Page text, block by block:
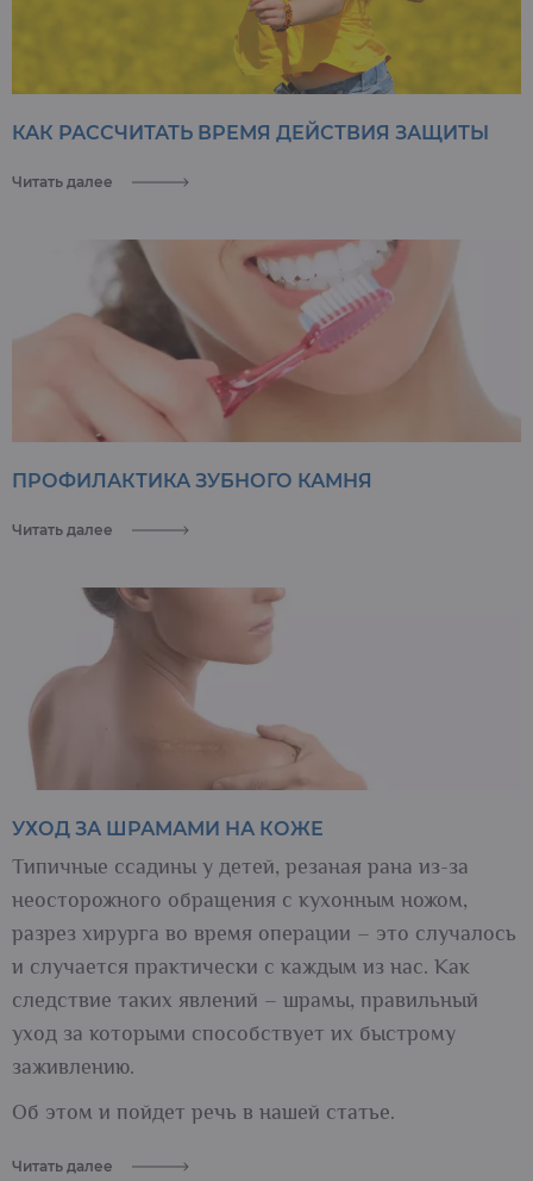
КАК РАССЧИТАТЬ ВРЕМЯ ДЕЙСТВИЯ ЗАЩИТЫ
Читать далее
ПРОФИЛАКТИКА ЗУБНОГО КАМНЯ
Читать далее
УХОД ЗА ШРАМАМИ НА КОЖЕ
Типичные ссадины у детей, резаная рана из-за
неосторожного обращения с кухонным ножом,
разрез хирурга во время операции – это случалось
и случается практически с каждым из нас. Как
следствие таких явлений – шрамы, правильный
уход за которыми способствует их быстрому
заживлению.
Об этом и пойдет речь в нашей статье.
Читать далее